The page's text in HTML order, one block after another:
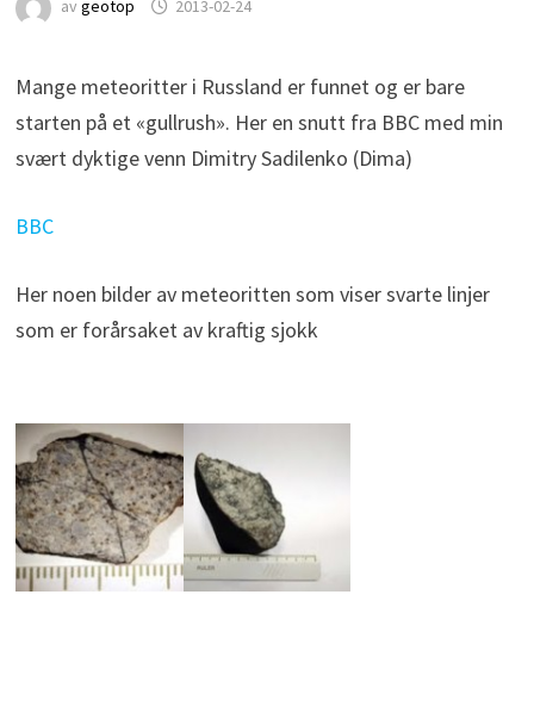
av geotop 2013-02-24
Mange meteoritter i Russland er funnet og er bare
starten på et «gullrush». Her en snutt fra BBC med min
svært dyktige venn Dimitry Sadilenko (Dima)
BBC
Her noen bilder av meteoritten som viser svarte linjer
som er forårsaket av kraftig sjokk